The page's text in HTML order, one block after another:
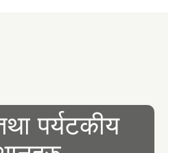
पर्यटकीय